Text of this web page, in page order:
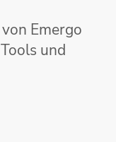
Emergo
und